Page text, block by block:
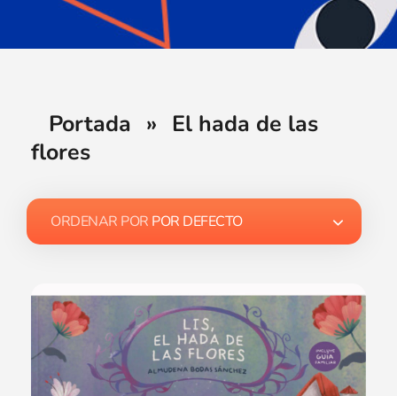
Portada » El hada de las
flores
ORDENAR POR POR DEFECTO